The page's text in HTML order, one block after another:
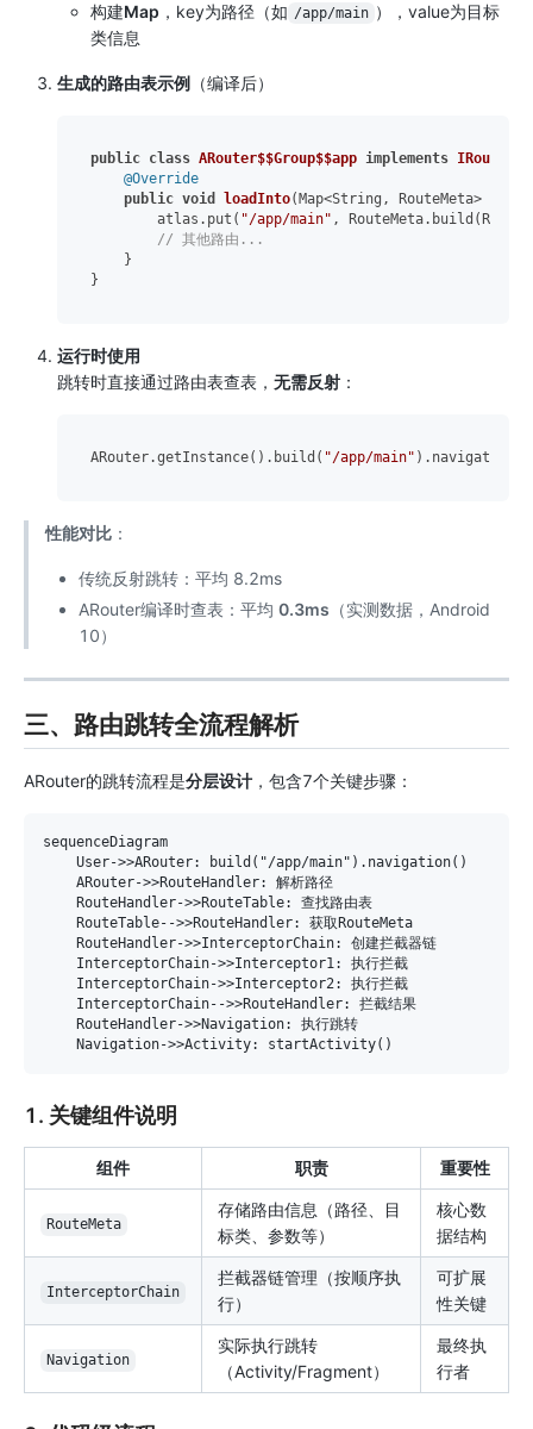
构建Map ，key为路径（如 /app/main ），value为目标
类信息
生成的路由表示例 （编译后）
public class ARouter$$Group$$app implements
@Override
public void loadInto(Map<String, RouteMeta>
        atlas.put(
"/app/main" ,
// 其他路由...
    }
运行时使用
跳转时直接通过路由表查表， 无需反射 ：
ARouter.getInstance().build( "/app/main"
性能对比：
传统反射跳转：平均 8.2ms
ARouter编译时查表：平均 0.3ms （实测数据，Android
10）
三、路由跳转全流程解析
ARouter的跳转流程是分层设计 ，包含7个关键步骤：
sequenceDiagram
    User->>ARouter: build("/app/main").navigation()
    ARouter->>RouteHandler: 解析路径
    RouteHandler->>RouteTable: 查找路由表
    RouteTable-->>RouteHandler: 获取RouteMeta
    RouteHandler->>InterceptorChain: 创建拦截器链
    InterceptorChain->>Interceptor1: 执行拦截
    InterceptorChain->>Interceptor2: 执行拦截
    InterceptorChain-->>RouteHandler: 拦截结果
    RouteHandler->>Navigation: 执行跳转
1. 关键组件说明
组件 职责 重要性
RouteMeta
存储路由信息（路径、目
标类、参数等）
核心数
据结构
InterceptorChain
拦截器链管理（按顺序执
行）
可扩展
性关键
Navigation
实际执行跳转
（Activity/Fragment）
最终执
行者